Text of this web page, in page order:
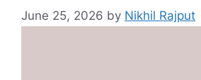
June 25, 2026 by Nikhil Rajput